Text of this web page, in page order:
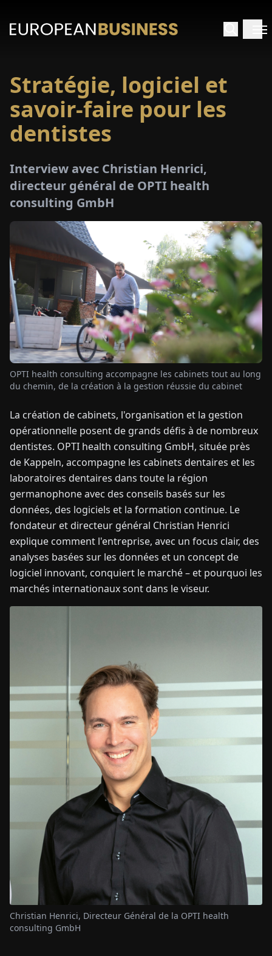
ENDEFRESIT NL PLHU
CONTACTEZ-
NOUS
Stratégie, logiciel et
savoir-faire pour les
dentistes
Interview avec Christian Henrici,
directeur général de OPTI health
consulting GmbH
OPTI health consulting accompagne les cabinets tout au long
du chemin, de la création à la gestion réussie du cabinet
La création de cabinets, l'organisation et la gestion
opérationnelle posent de grands défis à de nombreux
dentistes. OPTI health consulting GmbH, située près
de Kappeln, accompagne les cabinets dentaires et les
laboratoires dentaires dans toute la région
germanophone avec des conseils basés sur les
données, des logiciels et la formation continue. Le
fondateur et directeur général Christian Henrici
explique comment l'entreprise, avec un focus clair, des
analyses basées sur les données et un concept de
logiciel innovant, conquiert le marché – et pourquoi les
marchés internationaux sont dans le viseur.
Christian Henrici, Directeur Général de la OPTI health
consulting GmbH